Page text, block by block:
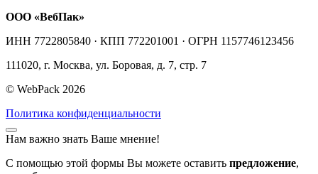
ООО «ВебПак»
ИНН 7722805840 · КПП 772201001 · ОГРН 1157746123456
111020, г. Москва, ул. Боровая, д. 7, стр. 7
© WebPack 2026
Политика конфиденциальности
Нам важно знать Ваше мнение!
С помощью этой формы Вы можете оставить предложение,